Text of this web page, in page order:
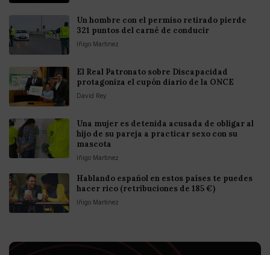
Un hombre con el permiso retirado pierde
321 puntos del carné de conducir
Iñigo Martinez
El Real Patronato sobre Discapacidad
protagoniza el cupón diario de la ONCE
David Rey
Una mujer es detenida acusada de obligar al
hijo de su pareja a practicar sexo con su
mascota
Iñigo Martinez
Hablando español en estos países te puedes
hacer rico (retribuciones de 185 €)
Iñigo Martinez